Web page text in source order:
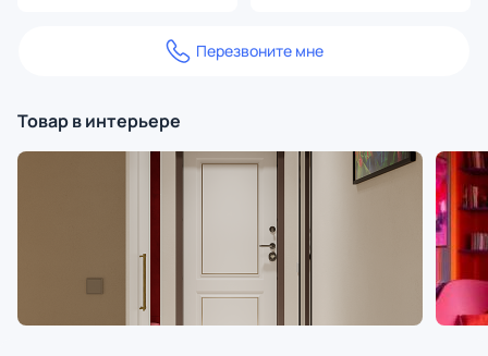
Перезвоните мне
Товар в интерьере